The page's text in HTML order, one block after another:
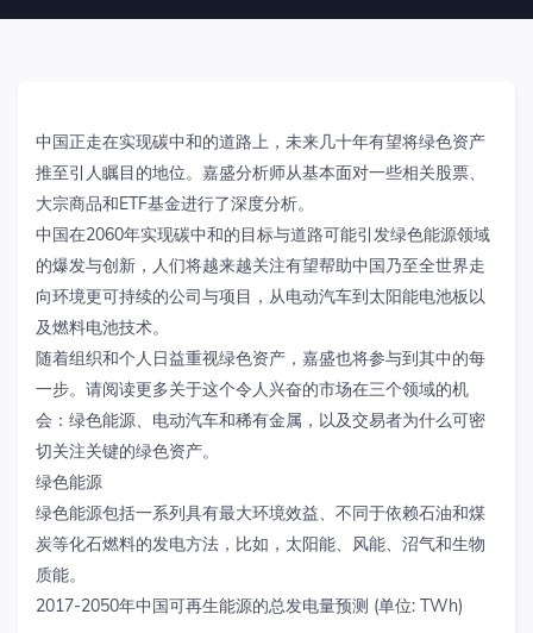
中国正走在实现碳中和的道路上，未来几十年有望将绿色资产
推至引人瞩目的地位。嘉盛分析师从基本面对一些相关股票、
大宗商品和ETF基金进行了深度分析。
中国在2060年实现碳中和的目标与道路可能引发绿色能源领域
的爆发与创新，人们将越来越关注有望帮助中国乃至全世界走
向环境更可持续的公司与项目，从电动汽车到太阳能电池板以
及燃料电池技术。
随着组织和个人日益重视绿色资产，嘉盛也将参与到其中的每
一步。请阅读更多关于这个令人兴奋的市场在三个领域的机
会：绿色能源、电动汽车和稀有金属，以及交易者为什么可密
切关注关键的绿色资产。
绿色能源
绿色能源包括一系列具有最大环境效益、不同于依赖石油和煤
炭等化石燃料的发电方法，比如，太阳能、风能、沼气和生物
质能。
2017-2050年中国可再生能源的总发电量预测 (单位: TWh)